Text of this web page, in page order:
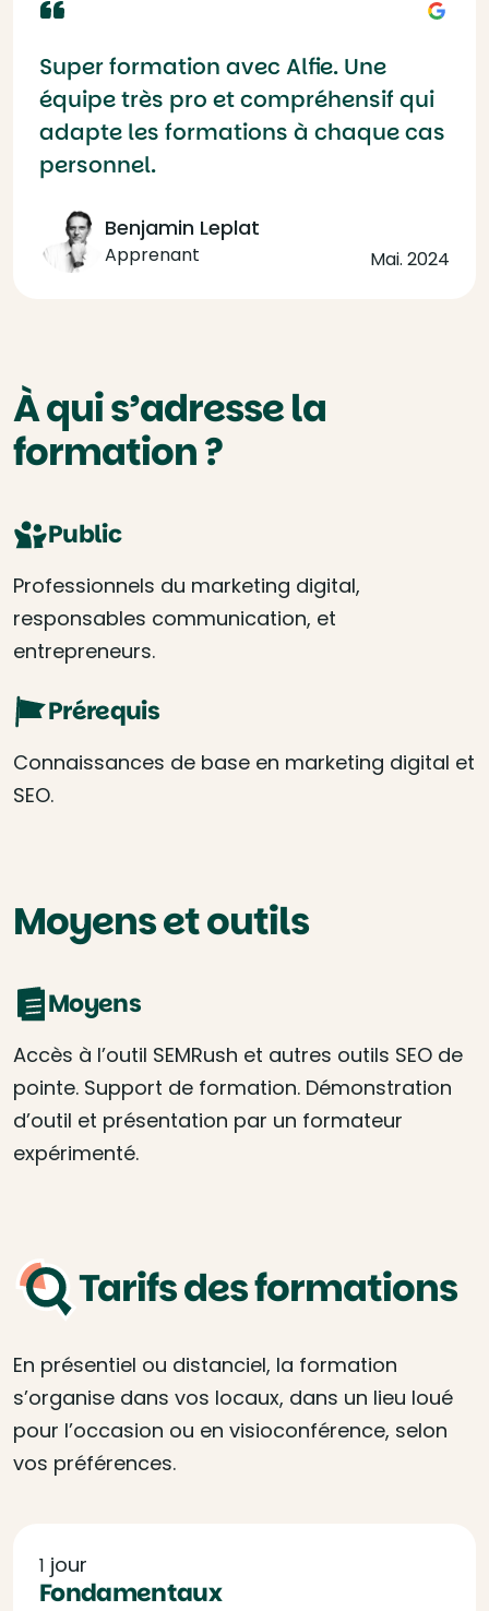
Super formation avec Alfie. Une
équipe très pro et compréhensif qui
adapte les formations à chaque cas
personnel.
Benjamin Leplat
Apprenant Mai. 2024
À qui s’adresse la
formation ?
Public
Professionnels du marketing digital,
responsables communication, et
entrepreneurs.
Prérequis
Connaissances de base en marketing digital et
SEO.
Moyens et outils
Moyens
Accès à l’outil SEMRush et autres outils SEO de
pointe. Support de formation. Démonstration
d’outil et présentation par un formateur
expérimenté.
Tarifs des formations
En présentiel ou distanciel, la formation
s’organise dans vos locaux, dans un lieu loué
pour l’occasion ou en visioconférence, selon
vos préférences.
1 jour
Fondamentaux